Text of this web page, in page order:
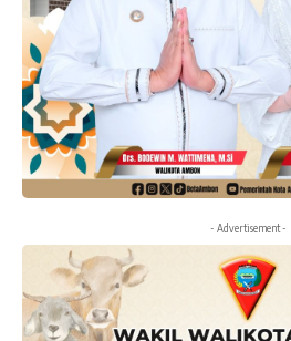
- Advertisement -